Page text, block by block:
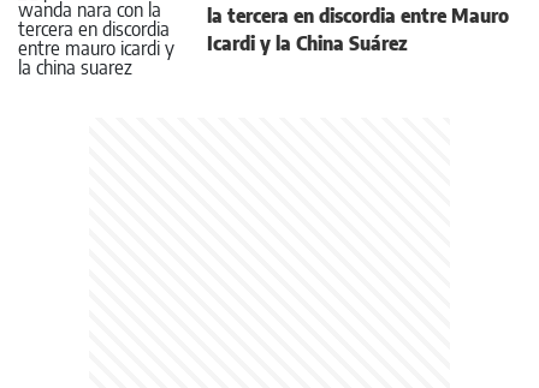
la tercera en discordia entre Mauro
Icardi y la China Suárez